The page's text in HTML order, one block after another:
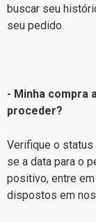
buscar seu
seu pedido.
- Minha compra
proceder?
Verifique o
se a data para o
positivo, entre
dispostos em